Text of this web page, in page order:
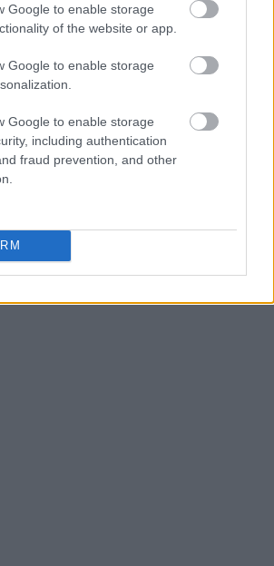
Google to enable storage
of the website or app.
Google to enable storage
Google to enable storage
including authentication
fraud prevention, and other